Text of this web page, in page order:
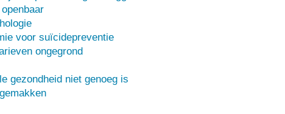
voor suïcidepreventie
ongegrond
gezondheid niet genoeg is